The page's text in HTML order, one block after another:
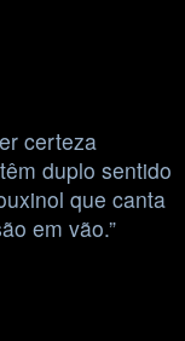
certeza
duplo sentido
que canta
em vão.”